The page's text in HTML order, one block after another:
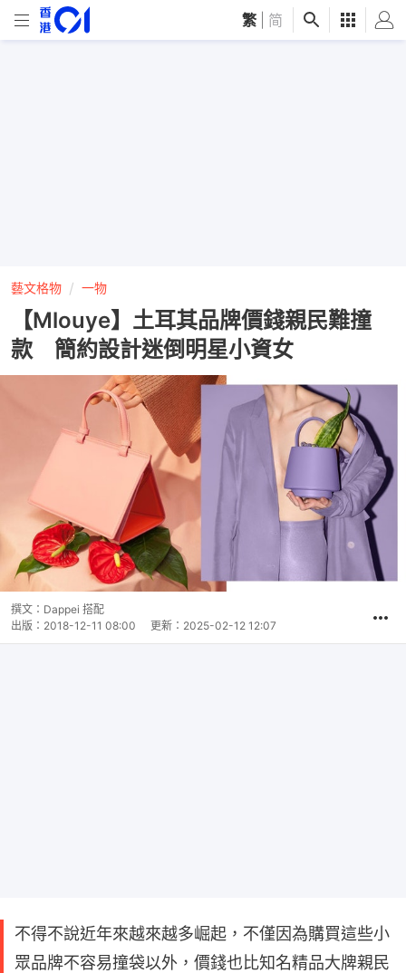
繁 简
藝文格物 一物
【Mlouye】土耳其品牌價錢親民難撞
款 簡​約設計迷倒明星小資女
撰文： Dappei 搭配
出版： 2018-12-11 08:00 更新： 2025-02-12 12:07
不得不說近年來越來越多崛起，不僅因為購買這些小
眾品牌不容易撞袋以外，價錢也比知名精品大牌親民